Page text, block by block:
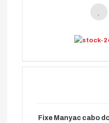
Fixe Manyac cabo